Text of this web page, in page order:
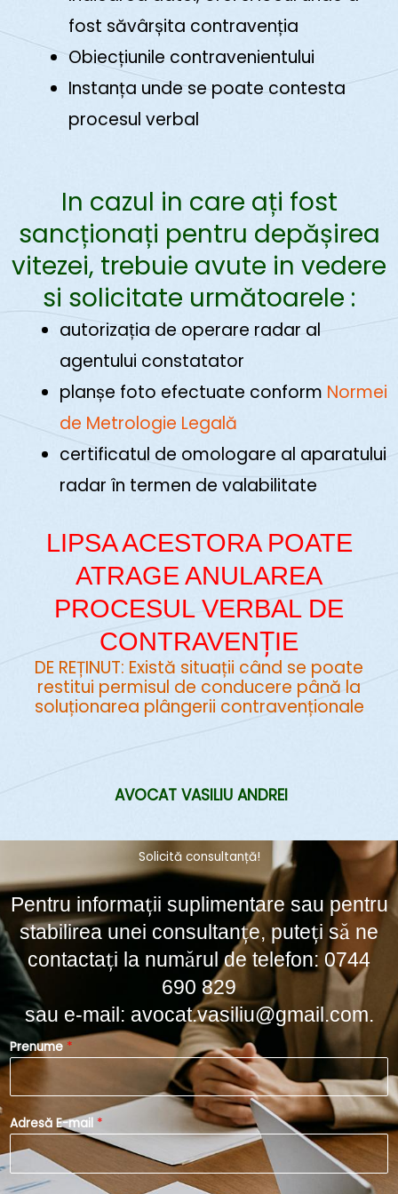
fost săvârșita contravenția
Obiecțiunile contravenientului
Instanța unde se poate contesta
procesul verbal
In cazul in care ați fost
sancționați pentru depășirea
vitezei, trebuie avute in vedere
si solicitate următoarele :
autorizația de operare radar al
agentului constatator
planșe foto efectuate conform Normei
de Metrologie Legală
certificatul de omologare al aparatului
radar în termen de valabilitate
LIPSA ACESTORA POATE
ATRAGE ANULAREA
PROCESUL VERBAL DE
CONTRAVENȚIE
DE REȚINUT: Există situații când se poate
restitui permisul de conducere până la
soluționarea plângerii contravenționale
AVOCAT VASILIU ANDREI
Solicită consultanță!
Pentru informații suplimentare sau pentru
stabilirea unei consultanțe, puteți să ne
contactați la numărul de telefon: 0744
690 829
sau e-mail: avocat.vasiliu@gmail.com.
*
d
t
e
l
e
f
Prenume *
Adresă E-mail *